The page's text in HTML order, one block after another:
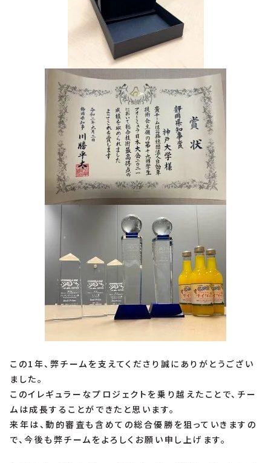
この1年、弊チームを支えてくださり誠にありがとうござい
ました。
このイレギュラーなプロジェクトを乗り越えたことで、チー
ムは成長することができたと思います。
来年は、動的審査も含めての総合優勝を狙っていきますの
で、今後も弊チームをよろしくお願い申し上げます。